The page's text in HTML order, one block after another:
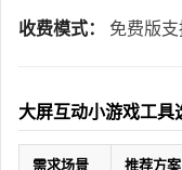
收费模式： 免费版
大屏互动小游戏工具
需求场景 推荐方案